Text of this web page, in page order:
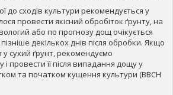
до сходів культури рекомендується у
провести якісний обробіток ґрунту, на
або по прогнозу дощ очікується
декількох днів після обробки. Якщо
у сухий ґрунт, рекомендуємо
провести її після випадання дощу у
та початком кущення культури (ВВСН